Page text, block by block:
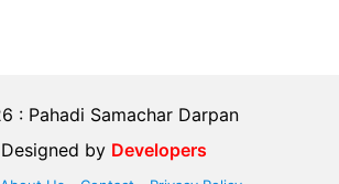
: Pahadi Samachar Darpan
Designed by Developers